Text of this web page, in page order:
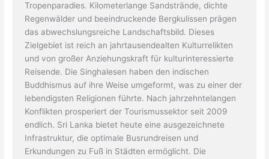
Tropenparadies. Kilometerlange Sandstrände, dichte
Regenwälder und beeindruckende Bergkulissen prägen
das abwechslungsreiche Landschaftsbild. Dieses
Zielgebiet ist reich an jahrtausendealten Kulturrelikten
und von großer Anziehungskraft für kulturinteressierte
Reisende. Die Singhalesen haben den indischen
Buddhismus auf ihre Weise umgeformt, was zu einer der
lebendigsten Religionen führte. Nach jahrzehntelangen
Konflikten prosperiert der Tourismussektor seit 2009
endlich. Sri Lanka bietet heute eine ausgezeichnete
Infrastruktur, die optimale Busrundreisen und
Erkundungen zu Fuß in Städten ermöglicht. Die